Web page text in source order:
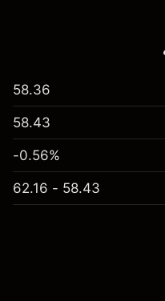
58.36
58.43
-0.56%
58.43 - 62.16